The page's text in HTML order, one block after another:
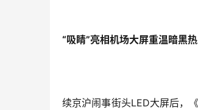
“吸睛”亮相机场大屏重温暗黑
续京沪闹事街头LED大屏后，